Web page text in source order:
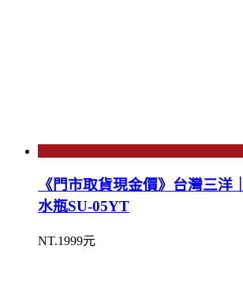
《門市取貨現金價》台灣三洋
水瓶SU-05YT
NT.1999元